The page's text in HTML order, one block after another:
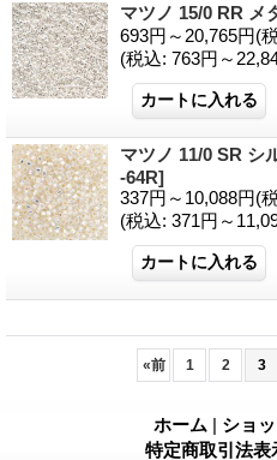
マツノ 15/0 RR メ
693円～20,765円(
(税込: 763円～
マツノ 11/0 SR シ
-64R]
337円～10,088円(
(税込: 371円～
«前 1 2 3
ホーム | ショ
特定商取引法表